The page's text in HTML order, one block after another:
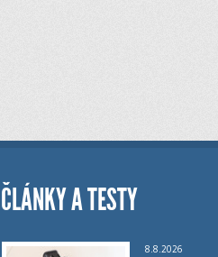
ČLÁNKY A TESTY
8.8.2026